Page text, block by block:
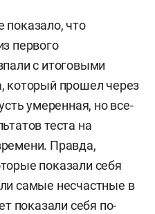
показало, что
первого
с итоговыми
который прошел через
умеренная, но все-
теста на
Правда,
показали себя
самые несчастные в
показали себя по-